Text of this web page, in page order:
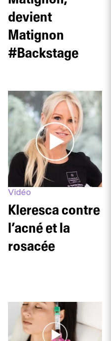
devient
Matignon
#Backstage
Vidéo
Kleresca contre
l’acné et la
rosacée